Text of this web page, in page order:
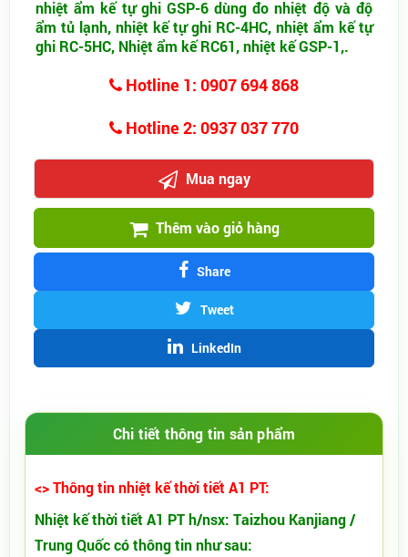
nhiệt ẩm kế tự ghi GSP-6 dùng đo nhiệt độ và độ
ẩm tủ lạnh, nhiệt kế tự ghi RC-4HC, nhiệt ẩm kế tự
ghi RC-5HC, Nhiệt ẩm kế RC61, nhiệt kế GSP-1,.
Hotline 1: 0907 694 868
Hotline 2: 0937 037 770
Mua ngay
Thêm vào giỏ hàng
Share
Tweet
LinkedIn
Chi tiết thông tin sản phẩm
<> Thông tin nhiệt kế thời tiết A1 PT:
Nhiệt kế thời tiết A1 PT h/nsx: Taizhou Kanjiang /
Trung Quốc có thông tin như sau: